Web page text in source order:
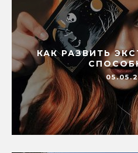
КАК РАЗВИТЬ